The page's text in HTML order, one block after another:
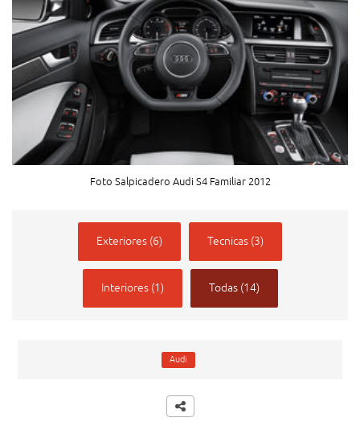
Foto Salpicadero Audi S4 Familiar 2012
Exteriores (6) Tecnicas (3)
Interiores (1) Todas (14)
Audi